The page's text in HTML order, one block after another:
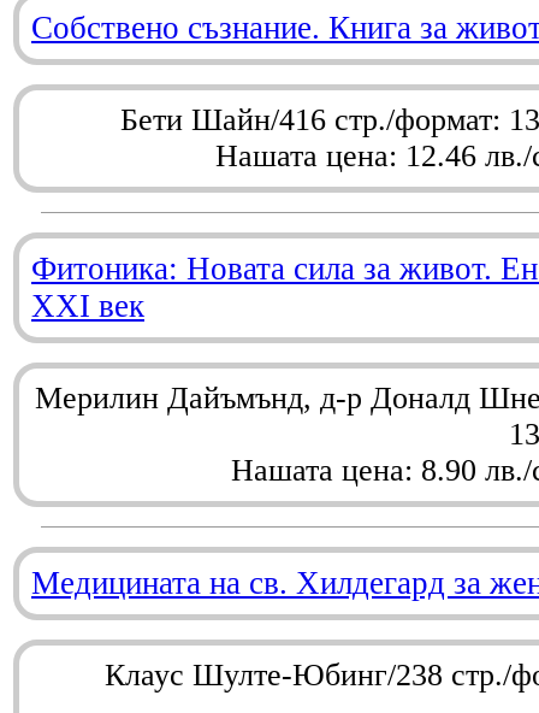
Собствено съзнание. Книга за
Бети Шайн/416 стр./формат:
Нашата цена: 12.46 лв./
Фитоника: Новата сила за живот.
XXI век
Мерилин Дайъмънд, д-р Доналд
Нашата цена: 8.90 лв./
Медицината на св. Хилдегард за
Клаус Шулте-Юбинг/238 стр./